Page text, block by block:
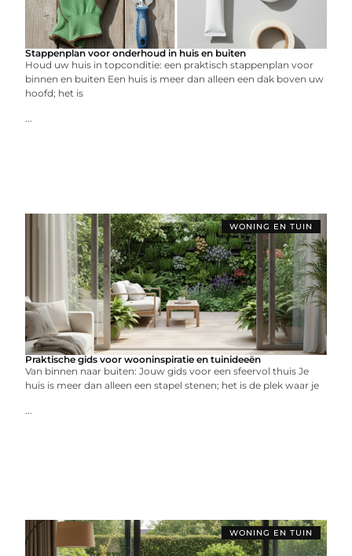
Stappenplan voor onderhoud in huis en buiten
Houd uw huis in topconditie: een praktisch stappenplan voor
binnen en buiten Een huis is meer dan alleen een dak boven uw
hoofd; het is
...
WONING EN TUIN
Praktische gids voor wooninspiratie en tuinideeën
Van binnen naar buiten: Jouw gids voor een sfeervol thuis Je
huis is meer dan alleen een stapel stenen; het is de plek waar je
...
WONING EN TUIN